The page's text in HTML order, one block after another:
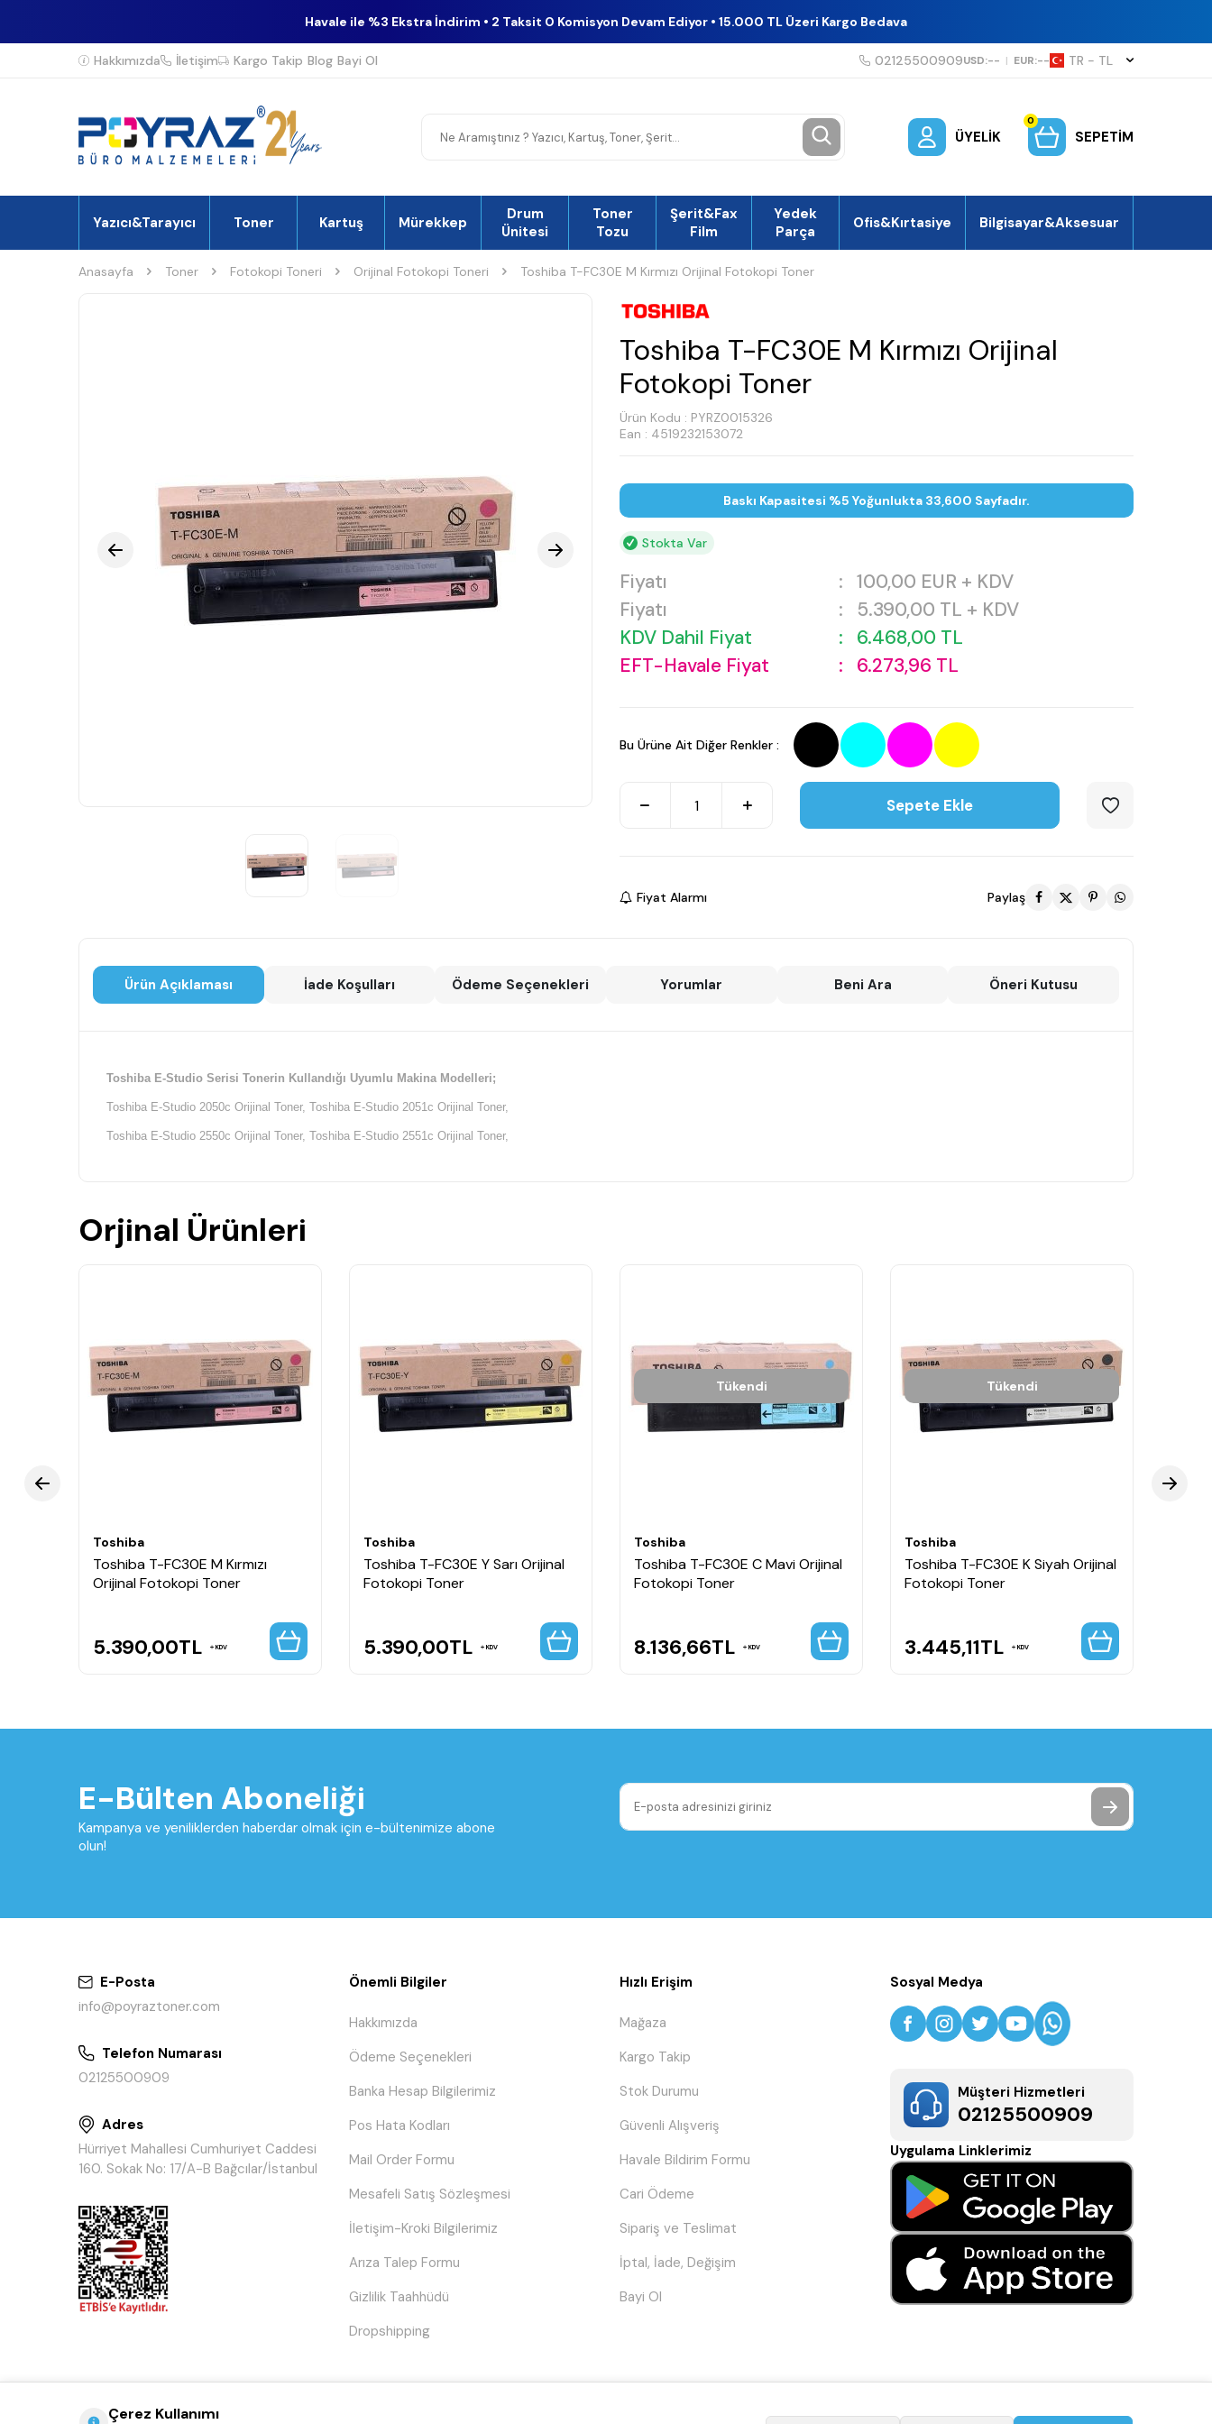
Havale ile %3 Ekstra İndirim • 2 Taksit 0 Komisyon Devam Ediyor • 15.000 TL Üzeri Kargo Bedava
Hakkımızda İletişim Kargo Takip Blog Bayi Ol 02125500909USD:-- | EUR:-- TR − TL
ÜYELIK
0
SEPETIM
Yazıcı&Tarayıcı Toner Kartuş Mürekkep
Drum
Ünitesi
Toner
Tozu
Şerit&Fax
Film
Yedek
Parça
Ofis&Kırtasiye Bilgisayar&Aksesuar
Anasayfa Toner Fotokopi Toneri Orijinal Fotokopi Toneri Toshiba T-FC30E M Kırmızı Orijinal Fotokopi Toner
Toshiba T-FC30E M Kırmızı Orijinal
Fotokopi Toner
Ürün Kodu : PYRZ0015326
Ean : 4519232153072
Baskı Kapasitesi %5 Yoğunlukta 33,600 Sayfadır.
Stokta Var
Fiyatı : 100,00 EUR + KDV
Fiyatı
: 5.390,00 TL + KDV
KDV Dahil Fiyat
: 6.468,00 TL
EFT-Havale Fiyat
: 6.273,96 TL
Bu Ürüne Ait Diğer Renkler :
Sepete Ekle
Fiyat Alarmı Paylaş
Ürün Açıklaması İade Koşulları Ödeme Seçenekleri Yorumlar Beni Ara Öneri Kutusu
Toshiba E-Studio Serisi Tonerin Kullandığı Uyumlu Makina Modelleri;
Toshiba E-Studio 2050c Orijinal Toner, Toshiba E-Studio 2051c Orijinal Toner,
Toshiba E-Studio 2550c Orijinal Toner, Toshiba E-Studio 2551c Orijinal Toner,
Orjinal Ürünleri
Toshiba
Toshiba T-FC30E M Kırmızı
Orijinal Fotokopi Toner
5.390,00TL KDV
Toshiba
Toshiba T-FC30E Y Sarı Orijinal
Fotokopi Toner
5.390,00TL KDV
Tükendi
Toshiba
Toshiba T-FC30E C Mavi Orijinal
Fotokopi Toner
8.136,66TL KDV
Tükendi
Toshiba
Toshiba T-FC30E K Siyah Orijinal
Fotokopi Toner
3.445,11TL KDV
E-Bülten Aboneliği
Kampanya ve yeniliklerden haberdar olmak için e-bültenimize abone
olun!
E-Posta
info@poyraztoner.com
Telefon Numarası
02125500909
Adres
Hürriyet Mahallesi Cumhuriyet Caddesi
160. Sokak No: 17/A-B Bağcılar/İstanbul
Önemli Bilgiler
Hakkımızda
Ödeme Seçenekleri
Banka Hesap Bilgilerimiz
Pos Hata Kodları
Mail Order Formu
Mesafeli Satış Sözleşmesi
İletişim-Kroki Bilgilerimiz
Arıza Talep Formu
Gizlilik Taahhüdü
Dropshipping
Hızlı Erişim
Mağaza
Kargo Takip
Stok Durumu
Güvenli Alışveriş
Havale Bildirim Formu
Cari Ödeme
Sipariş ve Teslimat
İptal, İade, Değişim
Bayi Ol
Sosyal Medya
Müşteri Hizmetleri
02125500909
Uygulama Linklerimiz
Çerez Kullanımı